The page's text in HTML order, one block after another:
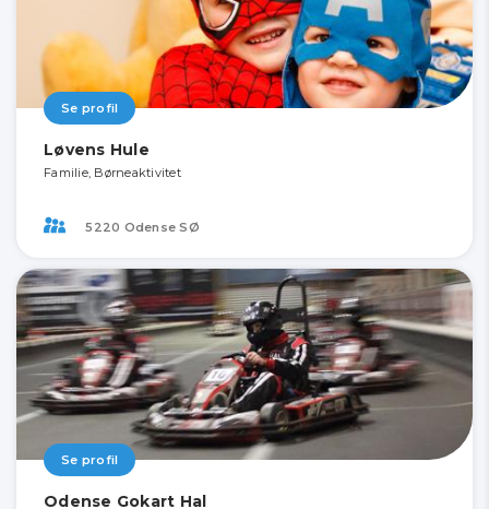
Se profil
Løvens Hule
Familie, Børneaktivitet
5220 Odense SØ
Se profil
Odense Gokart Hal